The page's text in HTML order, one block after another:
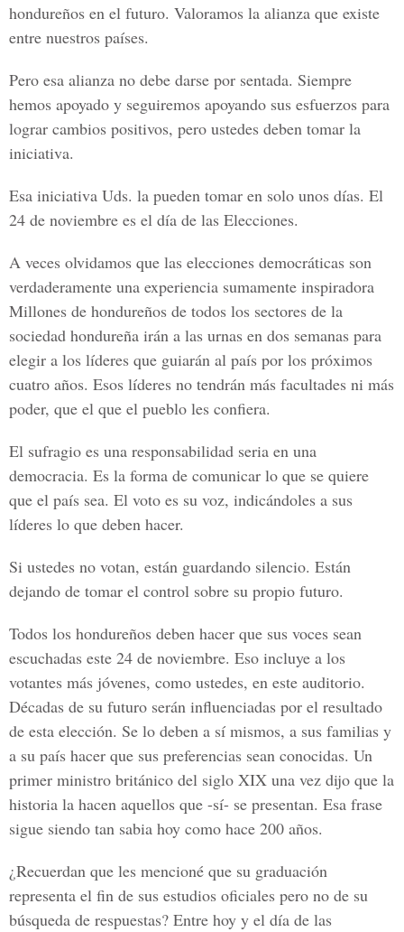
hondureños en el futuro. Valoramos la alianza que existe
entre nuestros países.
Pero esa alianza no debe darse por sentada. Siempre
hemos apoyado y seguiremos apoyando sus esfuerzos para
lograr cambios positivos, pero ustedes deben tomar la
iniciativa.
Esa iniciativa Uds. la pueden tomar en solo unos días. El
24 de noviembre es el día de las Elecciones.
A veces olvidamos que las elecciones democráticas son
verdaderamente una experiencia sumamente inspiradora
Millones de hondureños de todos los sectores de la
sociedad hondureña irán a las urnas en dos semanas para
elegir a los líderes que guiarán al país por los próximos
cuatro años. Esos líderes no tendrán más facultades ni más
poder, que el que el pueblo les confiera.
El sufragio es una responsabilidad seria en una
democracia. Es la forma de comunicar lo que se quiere
que el país sea. El voto es su voz, indicándoles a sus
líderes lo que deben hacer.
Si ustedes no votan, están guardando silencio. Están
dejando de tomar el control sobre su propio futuro.
Todos los hondureños deben hacer que sus voces sean
escuchadas este 24 de noviembre. Eso incluye a los
votantes más jóvenes, como ustedes, en este auditorio.
Décadas de su futuro serán influenciadas por el resultado
de esta elección. Se lo deben a sí mismos, a sus familias y
a su país hacer que sus preferencias sean conocidas. Un
primer ministro británico del siglo XIX una vez dijo que la
historia la hacen aquellos que -sí- se presentan. Esa frase
sigue siendo tan sabia hoy como hace 200 años.
¿Recuerdan que les mencioné que su graduación
representa el fin de sus estudios oficiales pero no de su
búsqueda de respuestas? Entre hoy y el día de las